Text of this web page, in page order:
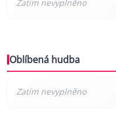
Oblíbená hudba